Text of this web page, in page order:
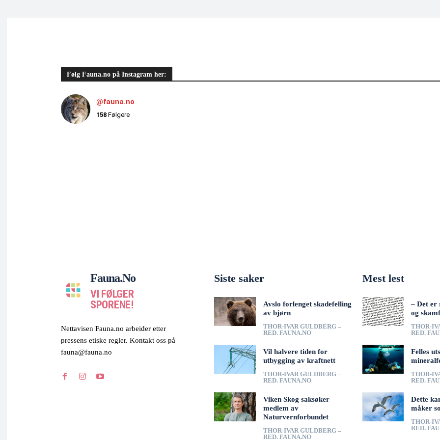
Følg Fauna.no på Instagram her:
@fauna.no
158 Følgere
Fauna.no
VI FØLGER
SPORENE!
Nettavisen Fauna.no arbeider etter
pressens etiske regler. Kontakt oss på
fauna@fauna.no
Siste saker
Avslo forlenget skadefelling
av bjørn
THOR-IVAR GULDBERG –
RED. FAUNA.NO
Vil halvere tiden for
utbygging av kraftnett
THOR-IVAR GULDBERG –
RED. FAUNA.NO
Viken Skog saksøker
medlem av
Naturvernforbundet
THOR-IVAR GULDBERG –
RED. FAUNA.NO
Mest lest
– Det er
og
THOR-
RED.
Felles
THOR-
RED.
Dette
måker
THOR-
RED.